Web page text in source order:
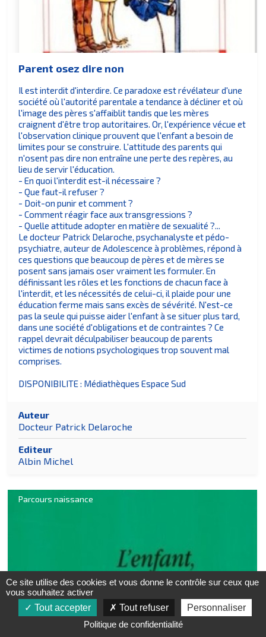
Parent osez dire non
Il est interdit d'interdire. Ce paradoxe est révélateur d'une
société où l'autorité parentale a tendance à décliner et où
l'image des pères s'affaiblit tandis que les mères
craignent d'être trop autoritaires. Or, l'expérience vécue et
l'observation clinique prouvent que l'enfant a besoin de
limites pour se construire. L'attitude des parents qui
n'osent pas dire non entraîne une perte des repères, au
lieu de servir l'éducation.
- En quoi l'interdit est-il nécessaire ?
- Que faut-il refuser ?
- Doit-on punir et comment ?
- Comment réagir face aux transgressions ?
- Quelle attitude adopter en matière de sexualité ?...
Le docteur Patrick Delaroche, psychanalyste et pédo-
psychiatre, auteur de Adolescence à problèmes, répond à
ces questions que beaucoup de pères et de mères se
posent sans jamais oser vraiment les formuler. En
définissant les rôles et les fonctions de chacun face à
l'interdit, et les nécessités de celui-ci, il plaide pour une
éducation ferme mais sans excès de sévérité. N'est-ce
pas la seule qui puisse aider l'enfant à se situer plus tard,
dans une société d'obligations et de contraintes ? Ce
rappel devrait déculpabiliser beaucoup de parents
victimes de notions psychologiques trop souvent mal
comprises.
DISPONIBILITE : Médiathèques Espace Sud
Auteur
Docteur Patrick Delaroche
Editeur
Albin Michel
Parcours naissance
Ce site utilise des cookies et vous donne le contrôle sur ceux que
vous souhaitez activer
Tout accepter
Tout refuser
Personnaliser
Politique de confidentialité